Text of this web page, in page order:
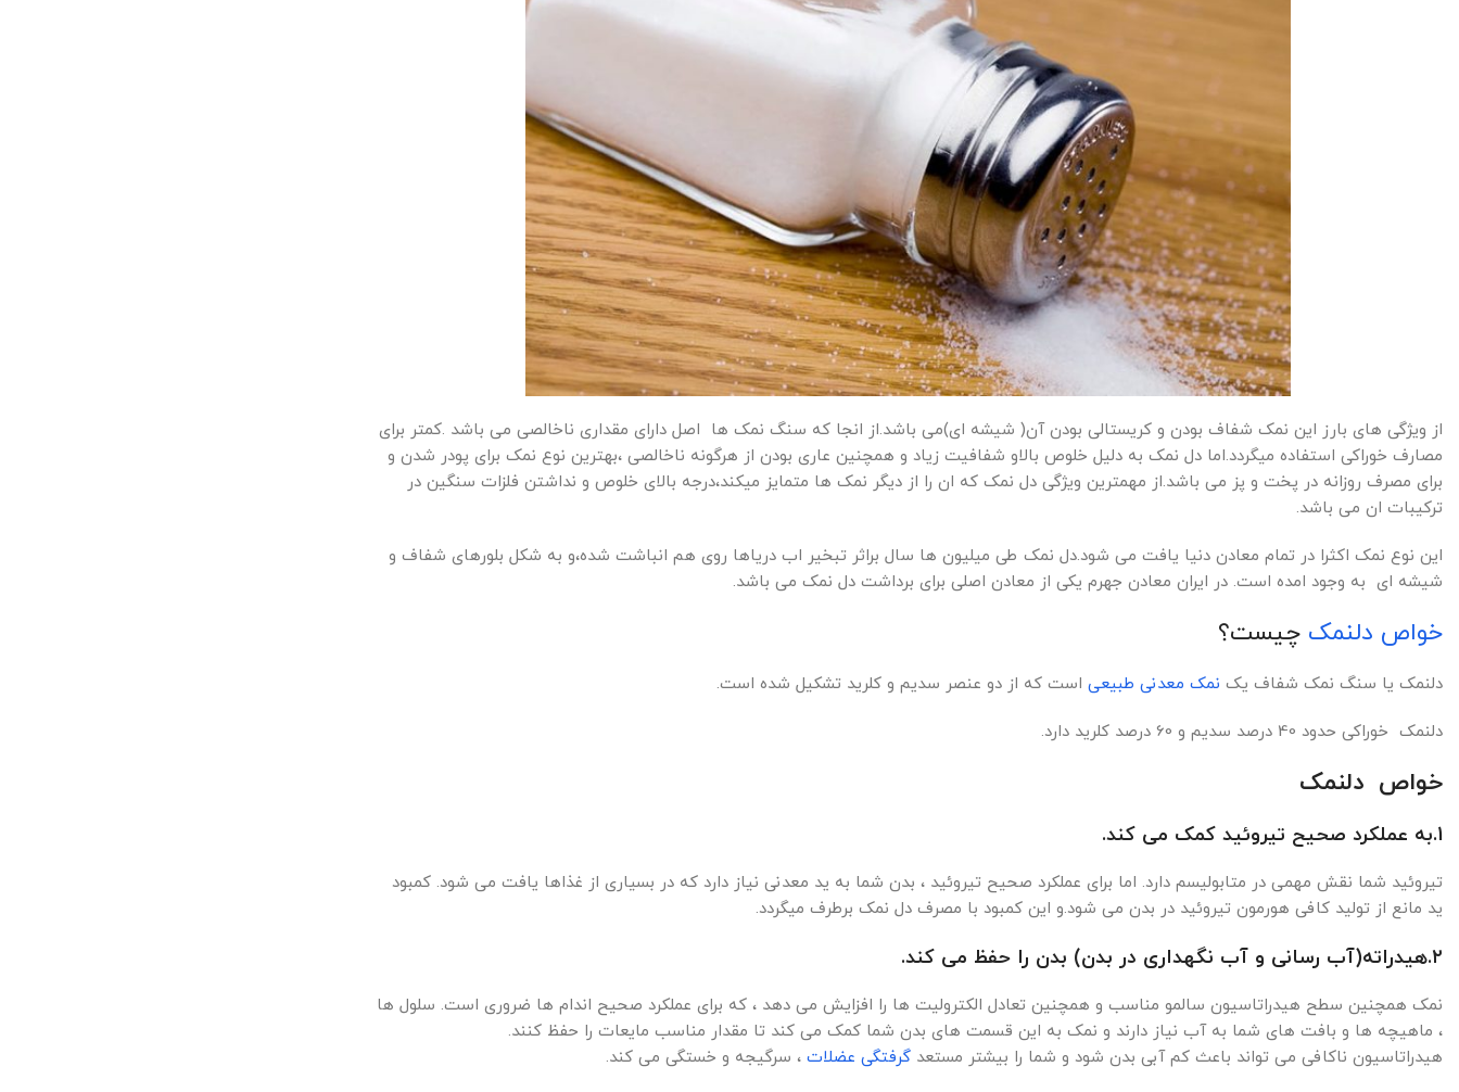
از ویژگی های بارز این نمک شفاف بودن و کریستالی بودن آن( شیشه ای)می باشد.از انجا که سنگ نمک ها اصل دارای مقداری ناخالصی می باشد .کمتر برای
مصارف خوراکی استفاده میگردد.اما دل نمک به دلیل خلوص بالاو شفافیت زیاد و همچنین عاری بودن از هرگونه ناخالصی ،بهترین نوع نمک برای پودر شدن و
برای مصرف روزانه در پخت و پز می باشد.از مهمترین ویژگی دل نمک که ان را از دیگر نمک ها متمایز میکند،درجه بالای خلوص و نداشتن فلزات سنگین در
ترکیبات ان می باشد.
این نوع نمک اکثرا در تمام معادن دنیا یافت می شود.دل نمک طی میلیون ها سال براثر تبخیر اب دریاها روی هم انباشت شده،و به شکل بلورهای شفاف و
شیشه ای به وجود امده است. در ایران معادن جهرم یکی از معادن اصلی برای برداشت دل نمک می باشد.
خواص دلنمک چیست؟
دلنمک یا سنگ نمک شفاف یک نمک معدنی طبیعی است که از دو عنصر سدیم و کلرید تشکیل شده است.
دلنمک خوراکی حدود 40 درصد سدیم و 60 درصد کلرید دارد.
خواص دلنمک
1.به عملکرد صحیح تیروئید کمک می کند.
تیروئید شما نقش مهمی در متابولیسم دارد. اما برای عملکرد صحیح تیروئید ، بدن شما به ید معدنی نیاز دارد که در بسیاری از غذاها یافت می شود. کمبود
ید مانع از تولید کافی هورمون تیروئید در بدن می شود.و این کمبود با مصرف دل نمک برطرف میگردد.
۲.هیدراته(آب رسانی و آب نگهداری در بدن) بدن را حفظ می کند.
نمک همچنین سطح هیدراتاسیون سالمو مناسب و همچنین تعادل الکترولیت ها را افزایش می دهد ، که برای عملکرد صحیح اندام ها ضروری است. سلول ها
، ماهیچه ها و بافت های شما به آب نیاز دارند و نمک به این قسمت های بدن شما کمک می کند تا مقدار مناسب مایعات را حفظ کنند.
هیدراتاسیون ناکافی می تواند باعث کم آبی بدن شود و شما را بیشتر مستعد گرفتگی عضلات ، سرگیجه و خستگی می کند.